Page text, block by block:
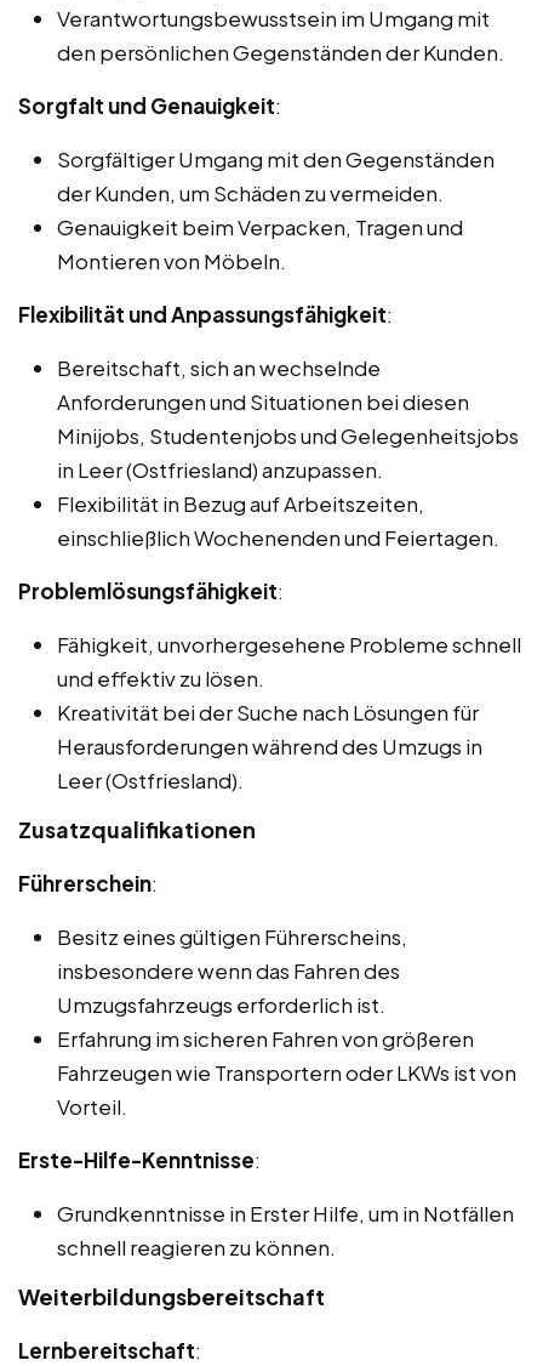
Verantwortungsbewusstsein im Umgang mit
den persönlichen Gegenständen der Kunden.
Sorgfalt und Genauigkeit:
Sorgfältiger Umgang mit den Gegenständen
der Kunden, um Schäden zu vermeiden.
Genauigkeit beim Verpacken, Tragen und
Montieren von Möbeln.
Flexibilität und Anpassungsfähigkeit:
Bereitschaft, sich an wechselnde
Anforderungen und Situationen bei diesen
Minijobs, Studentenjobs und Gelegenheitsjobs
in Leer (Ostfriesland) anzupassen.
Flexibilität in Bezug auf Arbeitszeiten,
einschließlich Wochenenden und Feiertagen.
Problemlösungsfähigkeit:
Fähigkeit, unvorhergesehene Probleme schnell
und effektiv zu lösen.
Kreativität bei der Suche nach Lösungen für
Herausforderungen während des Umzugs in
Leer (Ostfriesland).
Zusatzqualifikationen
Führerschein:
Besitz eines gültigen Führerscheins,
insbesondere wenn das Fahren des
Umzugsfahrzeugs erforderlich ist.
Erfahrung im sicheren Fahren von größeren
Fahrzeugen wie Transportern oder LKWs ist von
Vorteil.
Erste-Hilfe-Kenntnisse:
Grundkenntnisse in Erster Hilfe, um in Notfällen
schnell reagieren zu können.
Weiterbildungsbereitschaft
Lernbereitschaft: